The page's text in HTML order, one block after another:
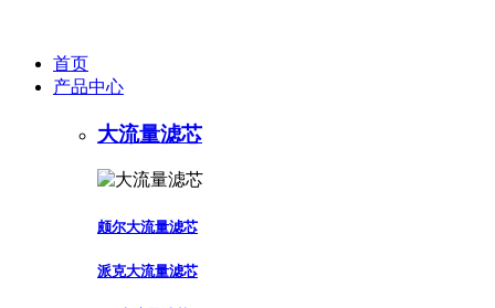
首页
产品中心
大流量滤芯
颇尔大流量滤芯
派克大流量滤芯